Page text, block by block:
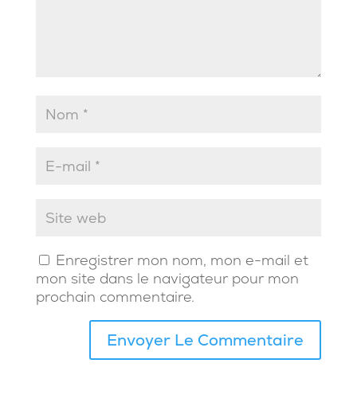
Enregistrer mon nom, mon e-mail et
mon site dans le navigateur pour mon
prochain commentaire.